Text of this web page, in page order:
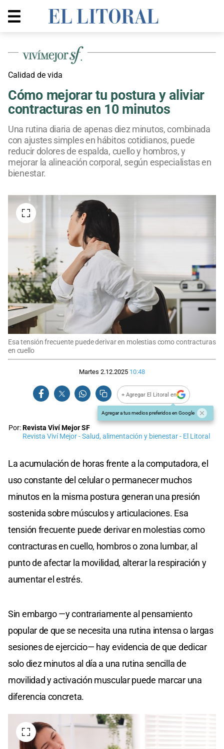
Calidad de vida
Cómo mejorar tu postura y aliviar
contracturas en 10 minutos
Una rutina diaria de apenas diez minutos, combinada
con ajustes simples en hábitos cotidianos, puede
reducir dolores de espalda, cuello y hombros, y
mejorar la alineación corporal, según especialistas en
bienestar.
Esa tensión frecuente puede derivar en molestias como contracturas
en cuello
Martes 2.12.2025 10:48
+ Agregar El Litoral en
Agregar a tus medios preferidos en Google
Por:Revista Viví Mejor SF
Revista Viví Mejor - Salud, alimentación y bienestar - El Litoral
La acumulación de horas frente a la computadora, el
uso constante del celular o permanecer muchos
minutos en la misma postura generan una presión
sostenida sobre músculos y articulaciones. Esa
tensión frecuente puede derivar en molestias como
contracturas en cuello, hombros o zona lumbar, al
punto de afectar la movilidad, alterar la respiración y
aumentar el estrés.
Sin embargo —y contrariamente al pensamiento
popular de que se necesita una rutina intensa o largas
sesiones de ejercicio— hay evidencia de que dedicar
solo diez minutos al día a una rutina sencilla de
movilidad y activación muscular puede marcar una
diferencia concreta.